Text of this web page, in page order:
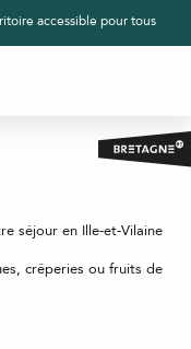
accessible pour tous
séjour en Ille-et-Vilaine
crêperies ou fruits de